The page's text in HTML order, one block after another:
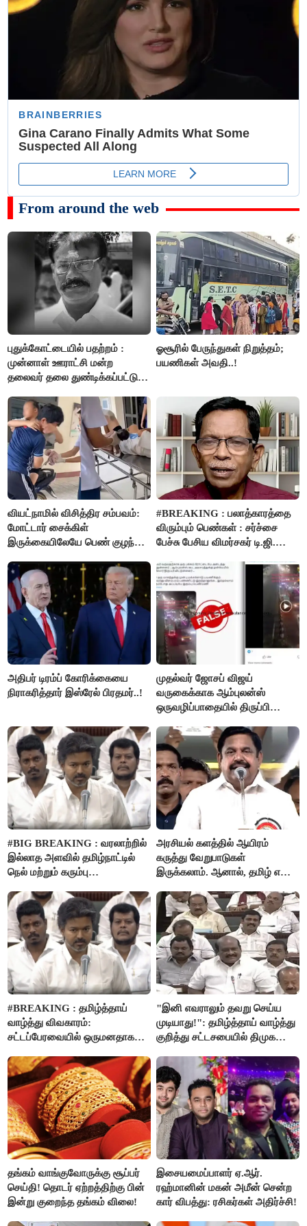
From around the web
புதுக்கோட்டையில் பதற்றம் :
முன்னாள் ஊராட்சி மன்ற
தலைவர் தலை துண்டிக்கப்பட்டு
ஓசூரில் பேருந்துகள் நிறுத்தம்;
பயணிகள் அவதி..!
வியட்நாமில் விசித்திர சம்பவம்:
மோட்டார் சைக்கிள்
இருக்கையிலேயே பெண் குழந்தை
#BREAKING : பலாத்காரத்தை
விரும்பும் பெண்கள் : சர்ச்சை
பேச்சு பேசிய விமர்சகர் டி.ஜி.
அதிபர் டிரம்ப் கோரிக்கையை
நிராகரித்தார் இஸ்ரேல் பிரதமர்..!
முதல்வர் ஜோசப் விஜய்
வருகைக்காக ஆம்புலன்ஸ்
ஒருவழிப்பாதையில் திருப்பி
தான்..!
#BIG BREAKING : வரலாற்றில்
இல்லாத அளவில் தமிழ்நாட்டில்
நெல் மற்றும் கரும்பு
ஊக்கத்தொகையை உயர்த்த
முடிவு - முதலமைச்சர் விஜய்
அறிவிப்பு..!
அரசியல் களத்தில் ஆயிரம்
கருத்து வேறுபாடுகள்
இருக்கலாம். ஆனால், தமிழ் என்று
தமிழர்கள் - எடப்பாடி பழனிசாமி..!
#BREAKING : தமிழ்த்தாய்
வாழ்த்து விவகாரம்:
சட்டப்பேரவையில் ஒருமனதாக
"இனி எவராலும் தவறு செய்ய
முடியாது!": தமிழ்த்தாய் வாழ்த்து
குறித்து சட்டசபையில் திமுக
தங்கம் வாங்குவோருக்கு சூப்பர்
செய்தி! தொடர் ஏற்றத்திற்கு பின்
இன்று குறைந்த தங்கம் விலை!
இசையமைப்பாளர் ஏ.ஆர்.
ரஹ்மானின் மகன் அமீன் சென்ற
கார் விபத்து: ரசிகர்கள் அதிர்ச்சி!